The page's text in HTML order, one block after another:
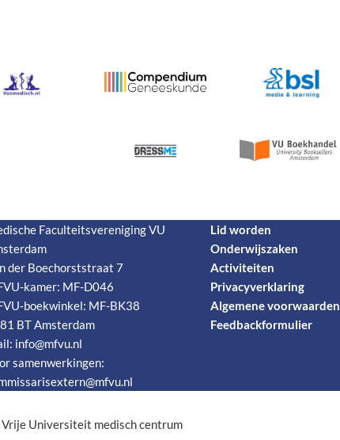
Faculteitsvereniging VU
der Boechorststraat 7
kamer: MF-D046
boekwinkel: MF-BK38
BT Amsterdam
info@mfvu.nl
samenwerkingen:
Lid worden
Onderwijszaken
Activiteiten
Privacyverklaring
Algemene voorwaarden
Feedbackformulier
Universiteit medisch centrum